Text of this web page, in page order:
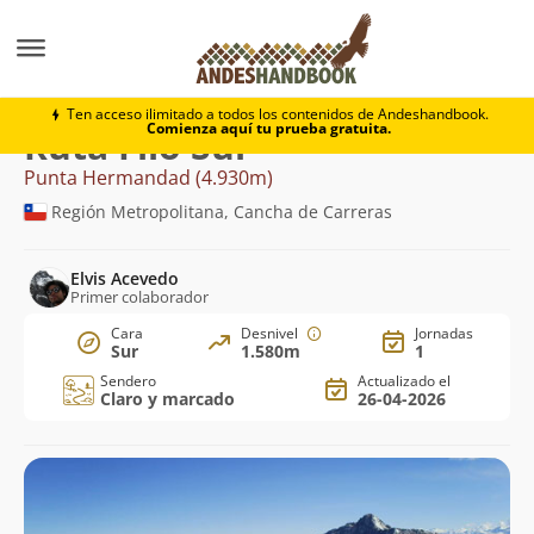
Ten acceso ilimitado a todos los contenidos de Andeshandbook.
Comienza aquí tu prueba gratuita.
Punta Hermandad Filo Sur
Ruta Filo Sur
Punta Hermandad (4.930m)
Región Metropolitana, Cancha de Carreras
Elvis Acevedo
Primer colaborador
Cara
Sur
Desnivel
1.580m
Jornadas
1
Sendero
Claro y marcado
Actualizado el
26-04-2026